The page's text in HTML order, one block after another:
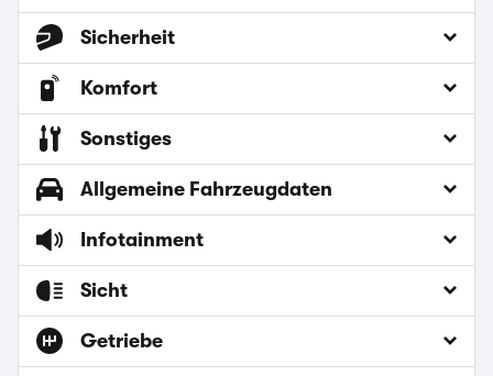
Sicherheit
Komfort
Sonstiges
Allgemeine Fahrzeugdaten
Infotainment
Sicht
Getriebe